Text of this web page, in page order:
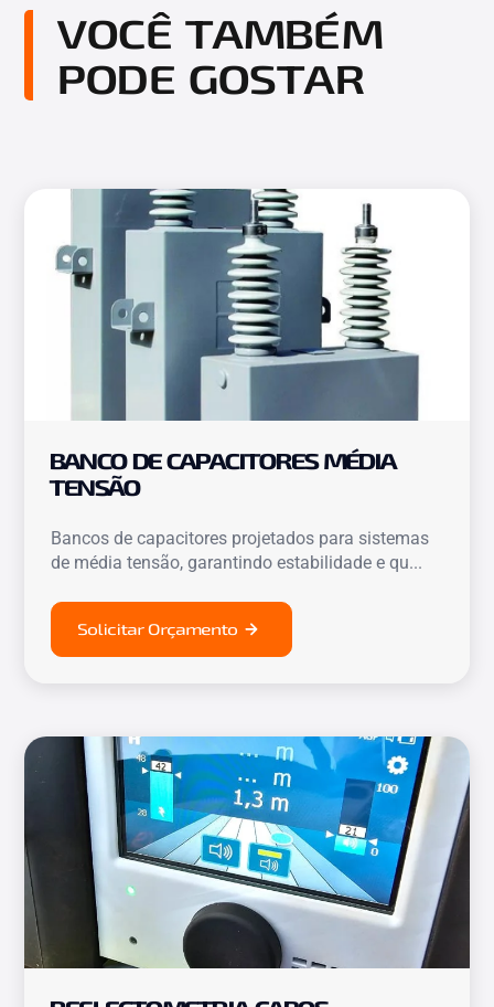
VOCÊ TAMBÉM
PODE GOSTAR
BANCO DE CAPACITORES MÉDIA
TENSÃO
Bancos de capacitores projetados para sistemas
de média tensão, garantindo estabilidade e qu...
Solicitar Orçamento